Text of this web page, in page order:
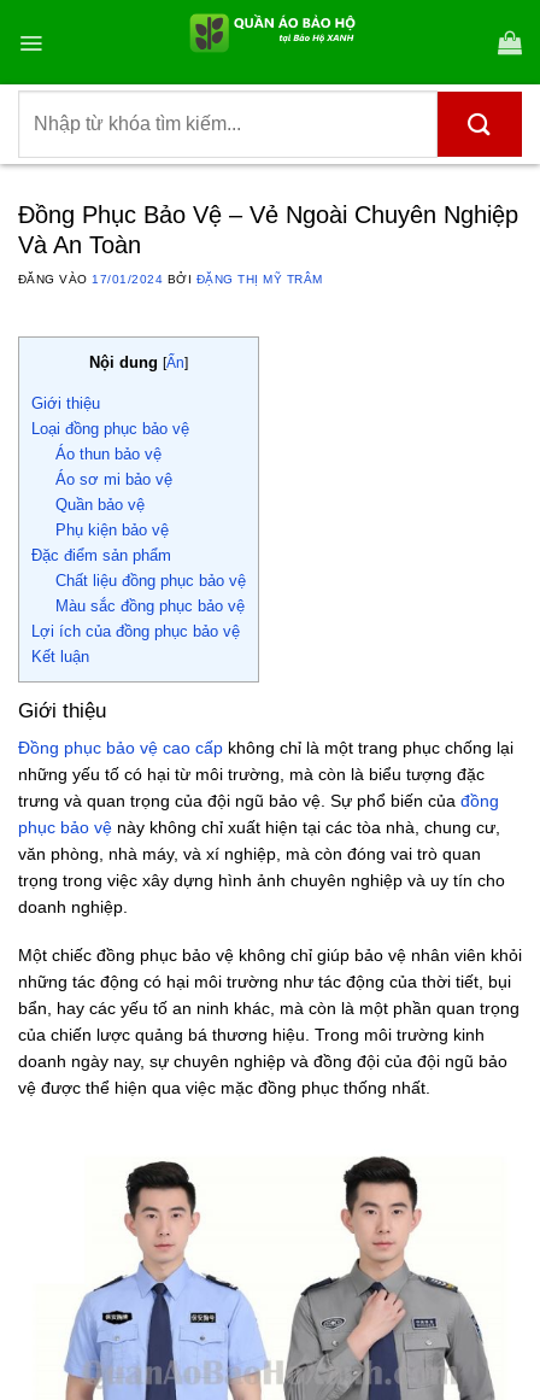
qua
dung
kiếm:
Đồng Phục Bảo Vệ – Vẻ Ngoài Chuyên Nghiệp
Và An Toàn
ĐĂNG VÀO 17/01/2024 BỞI ĐẶNG THỊ MỸ TRÂM
Nội dung [Ẩn]
Giới thiệu
Loại đồng phục bảo vệ
Áo thun bảo vệ
Áo sơ mi bảo vệ
Quần bảo vệ
Phụ kiện bảo vệ
Đặc điểm sản phẩm
Chất liệu đồng phục bảo vệ
Màu sắc đồng phục bảo vệ
Lợi ích của đồng phục bảo vệ
Kết luận
Giới thiệu
Đồng phục bảo vệ cao cấp không chỉ là một trang phục chống lại
những yếu tố có hại từ môi trường, mà còn là biểu tượng đặc
trưng và quan trọng của đội ngũ bảo vệ. Sự phổ biến của đồng
phục bảo vệ này không chỉ xuất hiện tại các tòa nhà, chung cư,
văn phòng, nhà máy, và xí nghiệp, mà còn đóng vai trò quan
trọng trong việc xây dựng hình ảnh chuyên nghiệp và uy tín cho
doanh nghiệp.
Một chiếc đồng phục bảo vệ không chỉ giúp bảo vệ nhân viên khỏi
những tác động có hại môi trường như tác động của thời tiết, bụi
bẩn, hay các yếu tố an ninh khác, mà còn là một phần quan trọng
của chiến lược quảng bá thương hiệu. Trong môi trường kinh
doanh ngày nay, sự chuyên nghiệp và đồng đội của đội ngũ bảo
vệ được thể hiện qua việc mặc đồng phục thống nhất.